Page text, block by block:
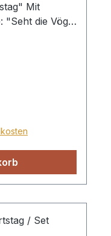
Mit
"Seht die Vögel